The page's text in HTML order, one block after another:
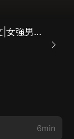
絳都春|架空|甜寵|爽文|女強男強|精品多播
6min